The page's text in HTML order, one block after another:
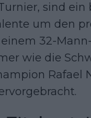
sind
um den
32-
wie die
Rafael